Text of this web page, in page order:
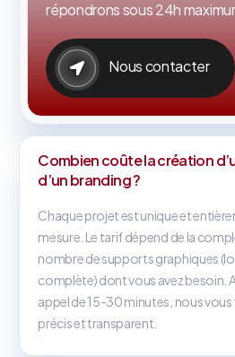
répondrons sous 24h
Nous contacter
Combien coûte la création
d’un branding ?
Chaque projet est unique et
mesure. Le tarif dépend de la
nombre de supports graphiques
complète) dont vous avez besoin.
appel de 15-30 minutes, nous
précis et transparent.